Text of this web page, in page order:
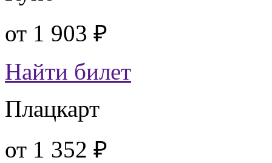
от 1 903 ₽
Найти билет
Плацкарт
от 1 352 ₽